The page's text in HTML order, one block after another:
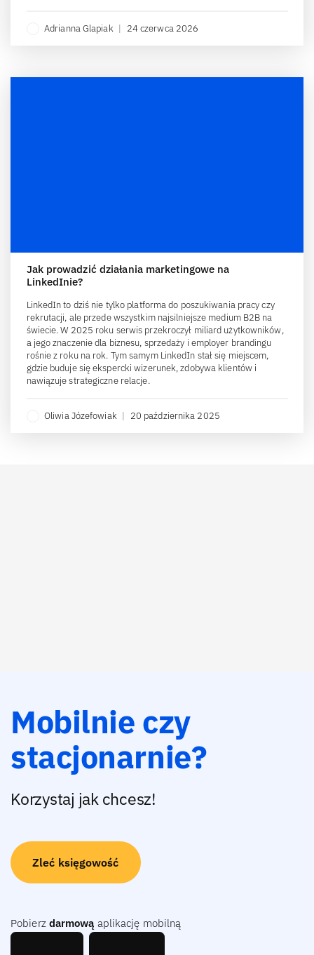
Adrianna Glapiak | 24 czerwca 2026
Jak prowadzić działania marketingowe na
LinkedInie?
LinkedIn to dziś nie tylko platforma do poszukiwania pracy czy
rekrutacji, ale przede wszystkim najsilniejsze medium B2B na
świecie. W 2025 roku serwis przekroczył miliard użytkowników,
a jego znaczenie dla biznesu, sprzedaży i employer brandingu
rośnie z roku na rok. Tym samym LinkedIn stał się miejscem,
gdzie buduje się ekspercki wizerunek, zdobywa klientów i
nawiązuje strategiczne relacje.
Oliwia Józefowiak | 20 października 2025
Mobilnie czy
stacjonarnie?
Korzystaj jak chcesz!
Zleć księgowość
Pobierz darmową aplikację mobilną